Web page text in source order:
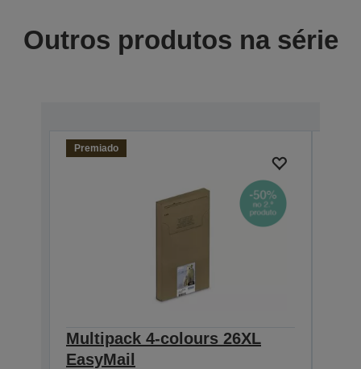
Outros produtos na série
Premiado
Multipack 4-colours 26XL
EasyMail